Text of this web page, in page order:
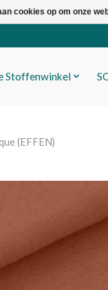
Stoffenwinkel
(EFFEN)
cookies op om onze